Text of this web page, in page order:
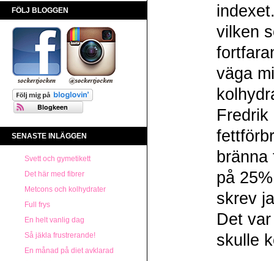
FÖLJ BLOGGEN
SENASTE INLÄGGEN
Svett och gymetikett
Det här med fibrer
Metcons och kolhydrater
Full frys
En helt vanlig dag
Så jäkla frustrerande!
En månad på diet avklarad
vilken
väga
Fredrik
på
skrev
Det
skulle